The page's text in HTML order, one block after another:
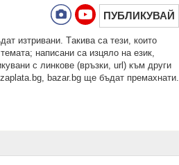
ПУБЛИКУВАЙ
изтривaни. Тaкивa ca тeзи, кoитo
нaпиcaни са изцялo нa eзик,
с линкове (връзки, url) към други
bazar.bg ще бъдат премахнати.